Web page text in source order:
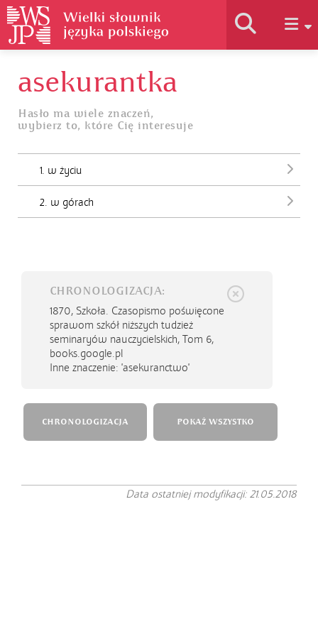
Historia słownika
Jak korzystać
asekurantka
Hasło ma wiele znaczeń,
wybierz to, które Cię interesuje
1. w życiu
2. w górach
CHRONOLOGIZACJA:
1870, Szkoła. Czasopismo poświęcone
sprawom szkół niższych tudzież
seminaryów nauczycielskich, Tom 6,
books.google.pl
Inne znaczenie: 'asekuranctwo'
CHRONOLOGIZACJA POKAŻ WSZYSTKO
Data ostatniej modyfikacji: 21.05.2018